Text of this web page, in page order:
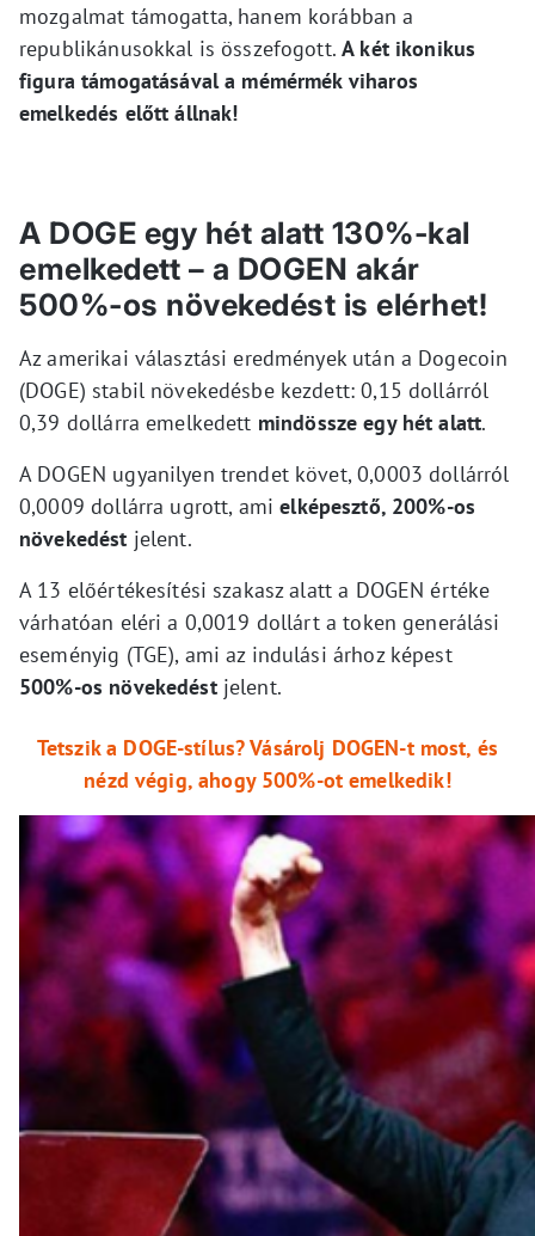
mozgalmat támogatta, hanem korábban a
republikánusokkal is összefogott.A két ikonikus
figura támogatásával a mémérmék viharos
emelkedés előtt állnak!
A DOGE egy hét alatt 130%-kal
emelkedett – a DOGEN akár
500%-os növekedést is elérhet!
Az amerikai választási eredmények után a Dogecoin
(DOGE) stabil növekedésbe kezdett: 0,15 dollárról
0,39 dollárra emelkedett mindössze egy hét alatt.
A DOGEN ugyanilyen trendet követ, 0,0003 dollárról
0,0009 dollárra ugrott, amielképesztő, 200%-os
növekedést jelent.
A 13 előértékesítési szakasz alatt a DOGEN értéke
várhatóan eléri a 0,0019 dollárt a token generálási
eseményig (TGE), ami az indulási árhoz képest
500%-os növekedéstjelent.
Tetszik a DOGE-stílus? Vásárolj DOGEN-t most, és
nézd végig, ahogy 500%-ot emelkedik!